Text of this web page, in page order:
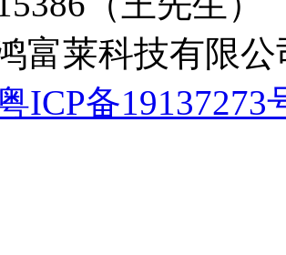
富莱科技有
ICP备19137273